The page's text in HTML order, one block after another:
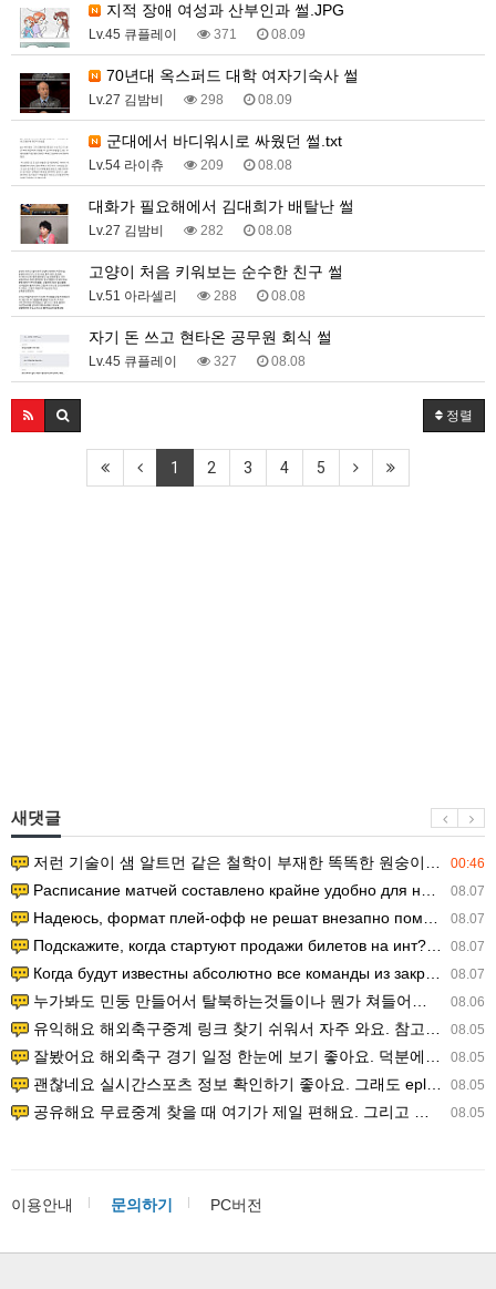
지적 장애 여성과 산부인과 썰.JPG
Lv.45 큐플레이 371 08.09
70년대 옥스퍼드 대학 여자기숙사 썰
Lv.27 김밤비 298 08.09
군대에서 바디워시로 싸웠던 썰.txt
Lv.54 라이츄 209 08.08
대화가 필요해에서 김대희가 배탈난 썰
Lv.27 김밤비 282 08.08
고양이 처음 키워보는 순수한 친구 썰
Lv.51 아라셀리 288 08.08
자기 돈 쓰고 현타온 공무원 회식 썰
Lv.45 큐플레이 327 08.08
정렬
1 2 3 4 5
새댓글
00:46
저런 기술이 샘 알트먼 같은 철학이 부재한 똑똑한 원숭이에게 있다는게 문제.
08.07
Расписание матчей составлено крайне удобно для нашего часово…
08.07
Надеюсь, формат плей-офф не решат внезапно поменять. https:/…
08.07
Подскажите, когда стартуют продажи билетов на инт? https://g…
08.07
Когда будут известны абсолютно все команды из закрытых квали…
08.06
누가봐도 민둥 만들어서 탈북하는것들이나 뭔가 쳐들어오는 낌새를 미리 알아차리기 위함이지 저걸 전쟁준비라고 하…
08.05
유익해요 해외축구중계 링크 찾기 쉬워서 자주 와요. 참고로 무료스포츠중계 정보 확인할 때 출처 꼭 체크해요.…
08.05
잘봤어요 해외축구 경기 일정 한눈에 보기 좋아요. 덕분에 epl중계 볼 때 공식 중계 채널 먼저 찾아봐요. …
08.05
괜찮네요 실시간스포츠 정보 확인하기 좋아요. 그래도 epl중계 볼 때 공식 중계 채널 먼저 찾아봐요. 북마크…
08.05
공유해요 무료중계 찾을 때 여기가 제일 편해요. 그리고 무료스포츠중계 정보 확인할 때 출처 꼭 체크해요. 앞…
이용안내 문의하기 PC버전